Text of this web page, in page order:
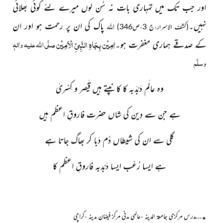
اور جب تک میں تمہاری بات نہ سُن لوں میرے لئے کوئی بھلائی
نہیں۔(کشف الاسرار،ج 3،ص346) اللہپاک کی ان پر رحمت ہو اور ان
کے صدقے ہماری مغفرت ہو۔اٰمِیْن بِجَاہِ النَّبِیِّ الْاَمِیْنصلَّی اللہ علیہ واٰلہٖ
وسلَّم
وہ عالَم دَبْدَبہ کا کانپتے ہیں قَیْصر و کِسْریٰ
ہے جن سے دِین کی شاں حضرت فاروقِ اعظم ہیں
گلی سے ان کی شیطاں دُم دَبا کر بھاگ جاتا ہے
ہے ایسا رُعْب ایسا دَبْدبہ فاروقِ اعظم کا
٭…مدرس مرکزی جامعۃ المدینہ ،عالمی مدنی مرکز فیضان مدینہ ،کراچی